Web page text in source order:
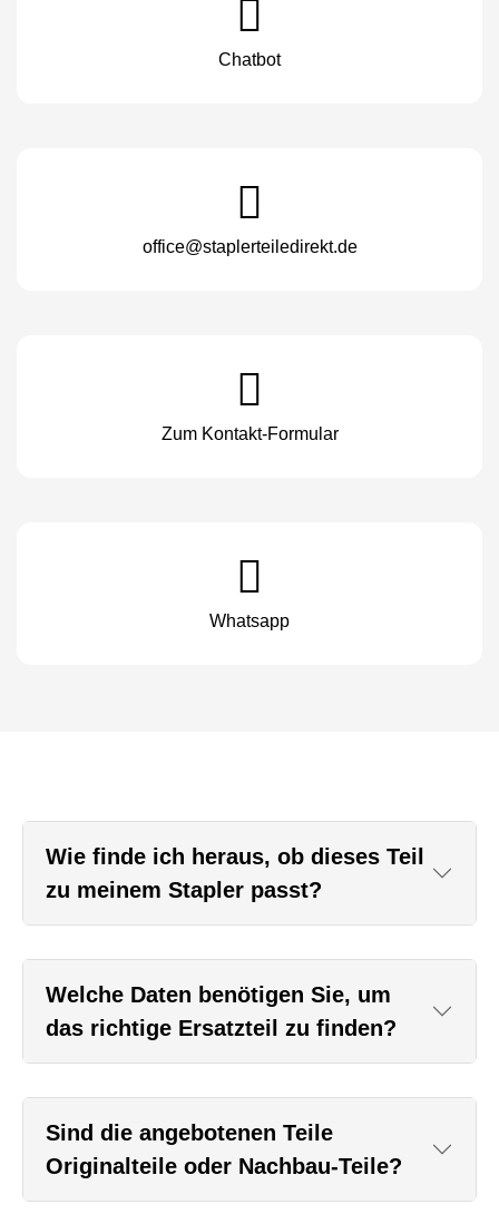
Chatbot
office@staplerteiledirekt.de
Zum Kontakt-Formular
Whatsapp
Wie finde ich heraus, ob dieses Teil
zu meinem Stapler passt?
Welche Daten benötigen Sie, um
das richtige Ersatzteil zu finden?
Sind die angebotenen Teile
Originalteile oder Nachbau-Teile?